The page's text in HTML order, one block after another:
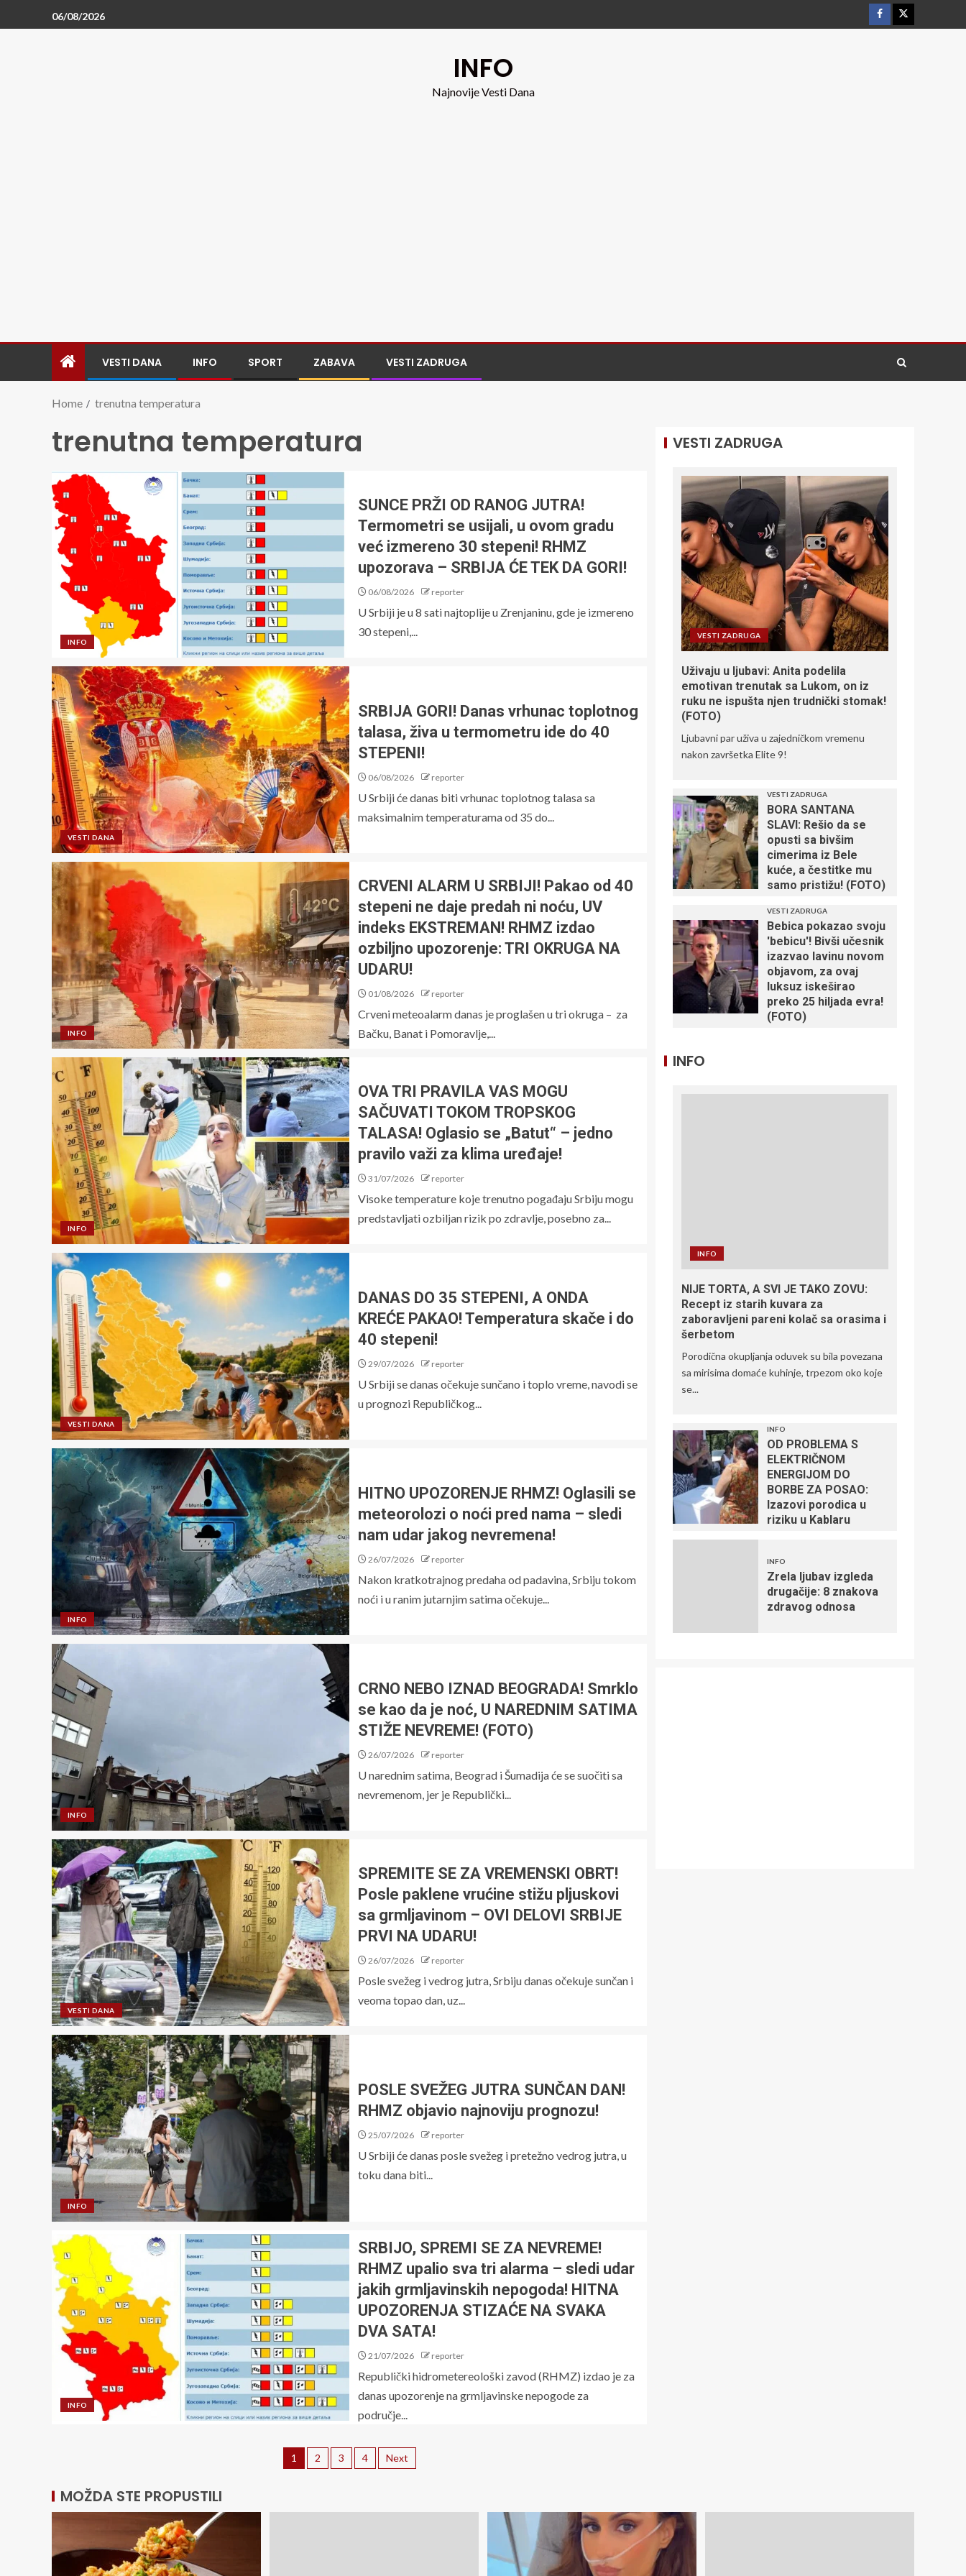
06/08/2026
INFO
Najnovije Vesti Dana
VESTI DANA INFO SPORT ZABAVA VESTI ZADRUGA
Home trenutna temperatura
trenutna temperatura
INFO
SUNCE PRŽI OD RANOG JUTRA!
Termometri se usijali, u ovom gradu
već izmereno 30 stepeni! RHMZ
upozorava – SRBIJA ĆE TEK DA GORI!
06/08/2026 reporter
U Srbiji je u 8 sati najtoplije u Zrenjaninu, gde je izmereno
30 stepeni,...
VESTI DANA
SRBIJA GORI! Danas vrhunac toplotnog
talasa, živa u termometru ide do 40
STEPENI!
06/08/2026 reporter
U Srbiji će danas biti vrhunac toplotnog talasa sa
maksimalnim temperaturama od 35 do...
INFO
CRVENI ALARM U SRBIJI! Pakao od 40
stepeni ne daje predah ni noću, UV
indeks EKSTREMAN! RHMZ izdao
ozbiljno upozorenje: TRI OKRUGA NA
UDARU!
01/08/2026 reporter
Crveni meteoalarm danas je proglašen u tri okruga – za
Bačku, Banat i Pomoravlje,...
INFO
OVA TRI PRAVILA VAS MOGU
SAČUVATI TOKOM TROPSKOG
TALASA! Oglasio se „Batut“ – jedno
pravilo važi za klima uređaje!
31/07/2026 reporter
Visoke temperature koje trenutno pogađaju Srbiju mogu
predstavljati ozbiljan rizik po zdravlje, posebno za...
VESTI DANA
DANAS DO 35 STEPENI, A ONDA
KREĆE PAKAO! Temperatura skače i do
40 stepeni!
29/07/2026 reporter
U Srbiji se danas očekuje sunčano i toplo vreme, navodi se
u prognozi Republičkog...
INFO
HITNO UPOZORENJE RHMZ! Oglasili se
meteorolozi o noći pred nama – sledi
nam udar jakog nevremena!
26/07/2026 reporter
Nakon kratkotrajnog predaha od padavina, Srbiju tokom
noći i u ranim jutarnjim satima očekuje...
INFO
CRNO NEBO IZNAD BEOGRADA! Smrklo
se kao da je noć, U NAREDNIM SATIMA
STIŽE NEVREME! (FOTO)
26/07/2026 reporter
U narednim satima, Beograd i Šumadija će se suočiti sa
nevremenom, jer je Republički...
VESTI DANA
SPREMITE SE ZA VREMENSKI OBRT!
Posle paklene vrućine stižu pljuskovi
sa grmljavinom – OVI DELOVI SRBIJE
PRVI NA UDARU!
26/07/2026 reporter
Posle svežeg i vedrog jutra, Srbiju danas očekuje sunčan i
veoma topao dan, uz...
INFO
POSLE SVEŽEG JUTRA SUNČAN DAN!
RHMZ objavio najnoviju prognozu!
25/07/2026 reporter
U Srbiji će danas posle svežeg i pretežno vedrog jutra, u
toku dana biti...
INFO
SRBIJO, SPREMI SE ZA NEVREME!
RHMZ upalio sva tri alarma – sledi udar
jakih grmljavinskih nepogoda! HITNA
UPOZORENJA STIZAĆE NA SVAKA
DVA SATA!
21/07/2026 reporter
Republički hidrometereološki zavod (RHMZ) izdao je za
danas upozorenje na grmljavinske nepogode za
područje...
1 2 3 4 Next
VESTI ZADRUGA
VESTI ZADRUGA
Uživaju u ljubavi: Anita podelila
emotivan trenutak sa Lukom, on iz
ruku ne ispušta njen trudnički stomak!
(FOTO)
Ljubavni par uživa u zajedničkom vremenu
nakon završetka Elite 9!
VESTI ZADRUGA
BORA SANTANA
SLAVI: Rešio da se
opusti sa bivšim
cimerima iz Bele
kuće, a čestitke mu
samo pristižu! (FOTO)
VESTI ZADRUGA
Bebica pokazao svoju
'bebicu'! Bivši učesnik
izazvao lavinu novom
objavom, za ovaj
luksuz iskeširao
preko 25 hiljada evra!
(FOTO)
INFO
INFO
NIJE TORTA, A SVI JE TAKO ZOVU:
Recept iz starih kuvara za
zaboravljeni pareni kolač sa orasima i
šerbetom
Porodična okupljanja oduvek su bila povezana
sa mirisima domaće kuhinje, trpezom oko koje
se...
INFO
OD PROBLEMA S
ELEKTRIČNOM
ENERGIJOM DO
BORBE ZA POSAO:
Izazovi porodica u
riziku u Kablaru
INFO
Zrela ljubav izgleda
drugačije: 8 znakova
zdravog odnosa
MOŽDA STE PROPUSTILI